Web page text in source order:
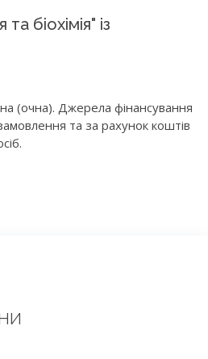
біохімія" із
(очна). Джерела фінансування
та за рахунок коштів